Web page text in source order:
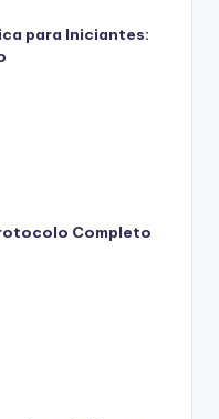
para Iniciantes:
Completo